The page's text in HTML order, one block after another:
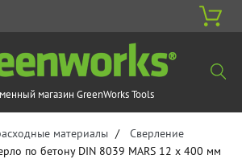
магазин GreenWorks Tools
материалы
Сверление
по бетону DIN 8039 MARS 12 x 400 мм